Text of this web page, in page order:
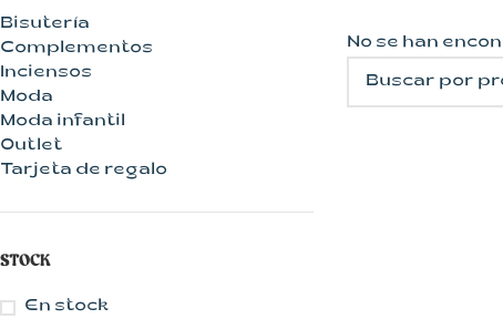
Bisutería
Complementos
Inciensos
Moda
Moda infantil
Outlet
Tarjeta de regalo
STOCK
En stock
No se han